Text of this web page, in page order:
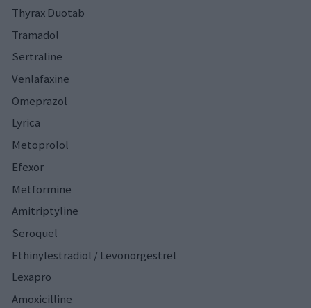
Thyrax Duotab
Tramadol
Sertraline
Venlafaxine
Omeprazol
Lyrica
Metoprolol
Efexor
Metformine
Amitriptyline
Seroquel
Ethinylestradiol / Levonorgestrel
Lexapro
Amoxicilline